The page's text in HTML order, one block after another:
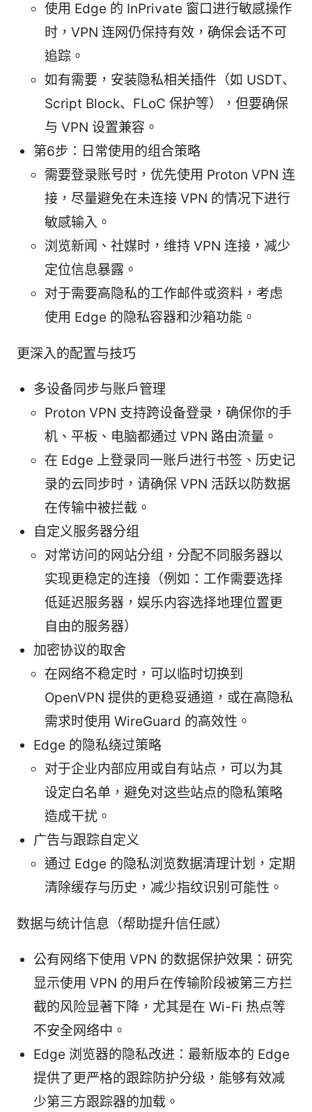
使用 Edge 的 InPrivate 窗口进行敏感操作
时，VPN 连网仍保持有效，确保会话不可
追踪。
如有需要，安装隐私相关插件（如 USDT、
Script Block、FLoC 保护等），但要确保
与 VPN 设置兼容。
第6步：日常使用的组合策略
需要登录账号时，优先使用 Proton VPN 连
接，尽量避免在未连接 VPN 的情况下进行
敏感输入。
浏览新闻、社媒时，维持 VPN 连接，减少
定位信息暴露。
对于需要高隐私的工作邮件或资料，考虑
使用 Edge 的隐私容器和沙箱功能。
更深入的配置与技巧
多设备同步与账户管理
Proton VPN 支持跨设备登录，确保你的手
机、平板、电脑都通过 VPN 路由流量。
在 Edge 上登录同一账户进行书签、历史记
录的云同步时，请确保 VPN 活跃以防数据
在传输中被拦截。
自定义服务器分组
对常访问的网站分组，分配不同服务器以
实现更稳定的连接（例如：工作需要选择
低延迟服务器，娱乐内容选择地理位置更
自由的服务器）
加密协议的取舍
在网络不稳定时，可以临时切换到
OpenVPN 提供的更稳妥通道，或在高隐私
需求时使用 WireGuard 的高效性。
Edge 的隐私绕过策略
对于企业内部应用或自有站点，可以为其
设定白名单，避免对这些站点的隐私策略
造成干扰。
广告与跟踪自定义
通过 Edge 的隐私浏览数据清理计划，定期
清除缓存与历史，减少指纹识别可能性。
数据与统计信息（帮助提升信任感）
公有网络下使用 VPN 的数据保护效果：研究
显示使用 VPN 的用户在传输阶段被第三方拦
截的风险显著下降，尤其是在 Wi-Fi 热点等
不安全网络中。
Edge 浏览器的隐私改进：最新版本的 Edge
提供了更严格的跟踪防护分级，能够有效减
少第三方跟踪器的加载。